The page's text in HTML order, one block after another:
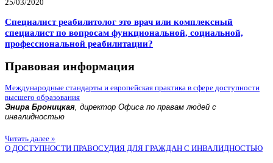
25/03/2020
Специалист реабилитолог это врач или комплексный
специалист по вопросам функциональной, социальной,
профессиональной реабилитации?
Правовая информация
Международные стандарты и европейская практика в сфере доступности
высшего образования
Энира Броницкая, директор Офиса по правам людей с
инвалидностью
Читать далее »
О ДОСТУПНОСТИ ПРАВОСУДИЯ ДЛЯ ГРАЖДАН С ИНВАЛИДНОСТЬЮ